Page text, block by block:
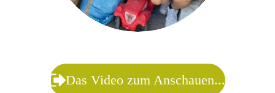
Das Video zum Anschauen...